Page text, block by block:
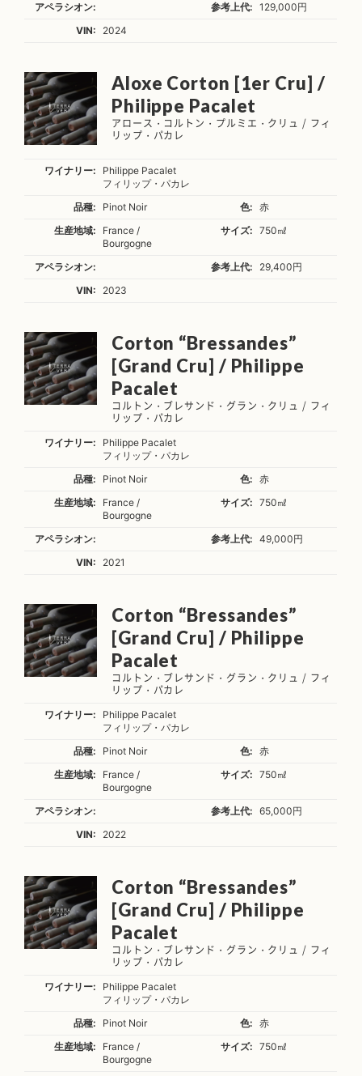
アペラシオン: 参考上代:
129,000円
VIN:
2024
Aloxe Corton [1er Cru] /
Philippe Pacalet
アロース・コルトン・プルミエ・クリュ / フィ
リップ・パカレ
ワイナリー:
Philippe Pacalet
フィリップ・パカレ
品種:
Pinot Noir 色:
赤
生産地域:
France /
Bourgogne
サイズ: 750㎖
アペラシオン: 参考上代:
29,400円
VIN:
2023
Corton “Bressandes”
[Grand Cru] / Philippe
Pacalet
コルトン・ブレサンド・グラン・クリュ / フィ
リップ・パカレ
ワイナリー:
Philippe Pacalet
フィリップ・パカレ
品種:
Pinot Noir 色:
赤
生産地域:
France /
Bourgogne
サイズ: 750㎖
アペラシオン: 参考上代:
49,000円
VIN:
2021
Corton “Bressandes”
[Grand Cru] / Philippe
Pacalet
コルトン・ブレサンド・グラン・クリュ / フィ
リップ・パカレ
ワイナリー:
Philippe Pacalet
フィリップ・パカレ
品種:
Pinot Noir 色:
赤
生産地域:
France /
Bourgogne
サイズ: 750㎖
アペラシオン: 参考上代:
65,000円
VIN:
2022
Corton “Bressandes”
[Grand Cru] / Philippe
Pacalet
コルトン・ブレサンド・グラン・クリュ / フィ
リップ・パカレ
ワイナリー:
Philippe Pacalet
フィリップ・パカレ
品種:
Pinot Noir 色:
赤
生産地域:
France /
Bourgogne
サイズ: 750㎖